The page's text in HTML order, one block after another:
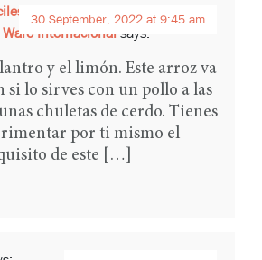
y Deliciosas para preparar en
Internacionalsays:
30 September, 2022 at 9:45 am
y el limón. Este arroz va
si lo sirves con un pollo a las
chuletas de cerdo. Tienes
por ti mismo el
de este […]